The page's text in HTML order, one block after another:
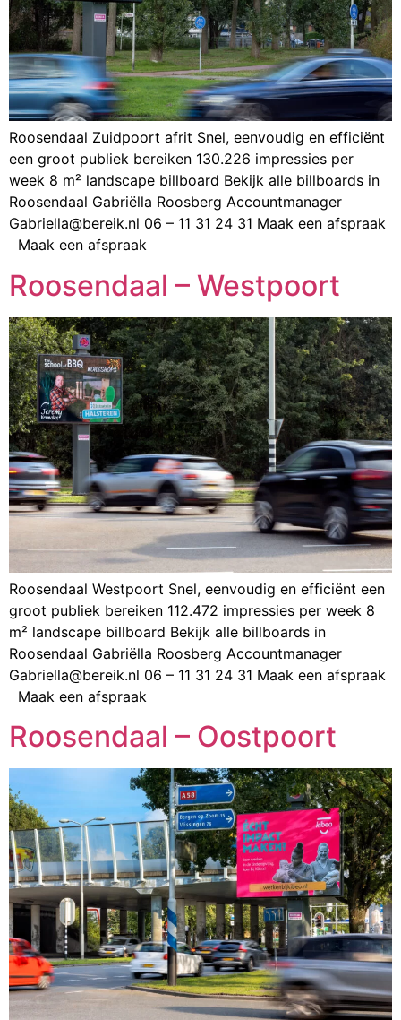
Roosendaal Zuidpoort afrit Snel, eenvoudig en efficiënt
een groot publiek bereiken 130.226 impressies per
week 8 m² landscape billboard Bekijk alle billboards in
Roosendaal Gabriëlla Roosberg Accountmanager
Gabriella@bereik.nl 06 – 11 31 24 31 Maak een afspraak
Maak een afspraak
Roosendaal – Westpoort
Roosendaal Westpoort Snel, eenvoudig en efficiënt een
groot publiek bereiken 112.472 impressies per week 8
m² landscape billboard Bekijk alle billboards in
Roosendaal Gabriëlla Roosberg Accountmanager
Gabriella@bereik.nl 06 – 11 31 24 31 Maak een afspraak
Maak een afspraak
Roosendaal – Oostpoort